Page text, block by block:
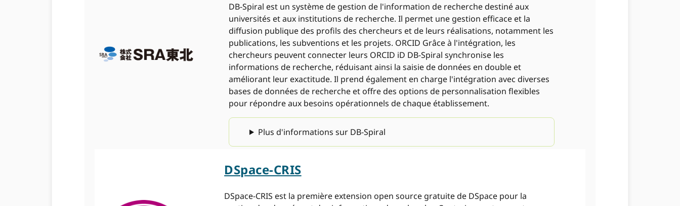
DB-Spiral est un système de gestion de l'information de recherche destiné aux
universités et aux institutions de recherche. Il permet une gestion efficace et la
diffusion publique des profils des chercheurs et de leurs réalisations, notamment les
publications, les subventions et les projets. ORCID Grâce à l'intégration, les
chercheurs peuvent connecter leurs ORCID iD DB-Spiral synchronise les
informations de recherche, réduisant ainsi la saisie de données en double et
améliorant leur exactitude. Il prend également en charge l'intégration avec diverses
bases de données de recherche et offre des options de personnalisation flexibles
pour répondre aux besoins opérationnels de chaque établissement.
Plus d'informations sur DB-Spiral
DSpace-CRIS
DSpace-CRIS est la première extension open source gratuite de DSpace pour la